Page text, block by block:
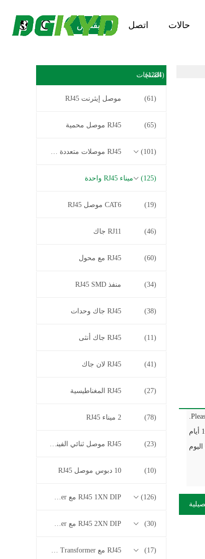
حالات اتصل يقتبس
المنتجات(1284)
موصل إيثرنت RJ45 (61)
RJ45 موصل محمية (65)
RJ45 موصلات متعددة الموصل (101)
ميناء RJ45 واحدة (125)
CAT6 موصل RJ45 (19)
RJ11 جاك (46)
RJ45 مع محول (60)
منفذ RJ45 SMD (34)
RJ45 جاك وحدات (38)
RJ45 جاك أنثى (11)
RJ45 لان جاك (41)
RJ45 المغناطيسية (27)
2 ميناء RJ45 (78)
RJ45 موصل ثنائي الفينيل متعدد الكلور (23)
10 دبوس موصل RJ45 (10)
RJ45 1XN DIP مع 10/100/1000M Base-T Series Transformer (126)
RJ45 2XN DIP مع 10/100/1000M Base-T Series Transformer (30)
RJ45 مع 2.5G / 5G / 10G Base-T Series Transformer (17)